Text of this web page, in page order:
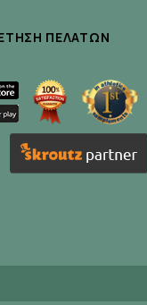
πρόληψη των
ρύθμιση των
για:
να
ΠΕΛΑΤΏΝ